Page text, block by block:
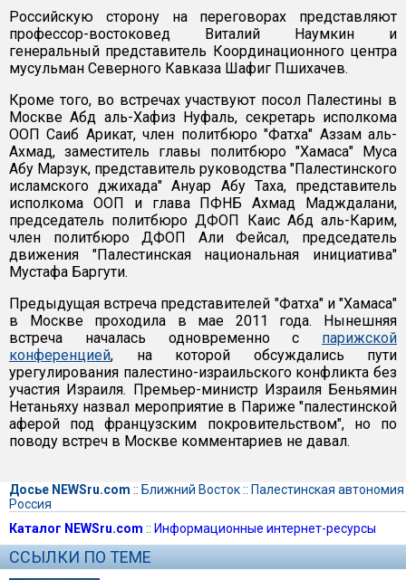
Российскую сторону на переговорах представляют
профессор-востоковед Виталий Наумкин и
генеральный представитель Координационного центра
мусульман Северного Кавказа Шафиг Пшихачев.
Кроме того, во встречах участвуют посол Палестины в
Москве Абд аль-Хафиз Нуфаль, секретарь исполкома
ООП Саиб Арикат, член политбюро "Фатха" Аззам аль-
Ахмад, заместитель главы политбюро "Хамаса" Муса
Абу Марзук, представитель руководства "Палестинского
исламского джихада" Ануар Абу Таха, представитель
исполкома ООП и глава ПФНБ Ахмад Мадждалани,
председатель политбюро ДФОП Каис Абд аль-Карим,
член политбюро ДФОП Али Фейсал, председатель
движения "Палестинская национальная инициатива"
Мустафа Баргути.
Предыдущая встреча представителей "Фатха" и "Хамаса"
в Москве проходила в мае 2011 года. Нынешняя
встреча началась одновременно с парижской
конференцией, на которой обсуждались пути
урегулирования палестино-израильского конфликта без
участия Израиля. Премьер-министр Израиля Беньямин
Нетаньяху назвал мероприятие в Париже "палестинской
аферой под французским покровительством", но по
поводу встреч в Москве комментариев не давал.
Досье NEWSru.com :: Ближний Восток:: Палестинская автономия
Россия
Каталог NEWSru.com :: Информационные интернет-ресурсы
ССЫЛКИ ПО ТЕМЕ